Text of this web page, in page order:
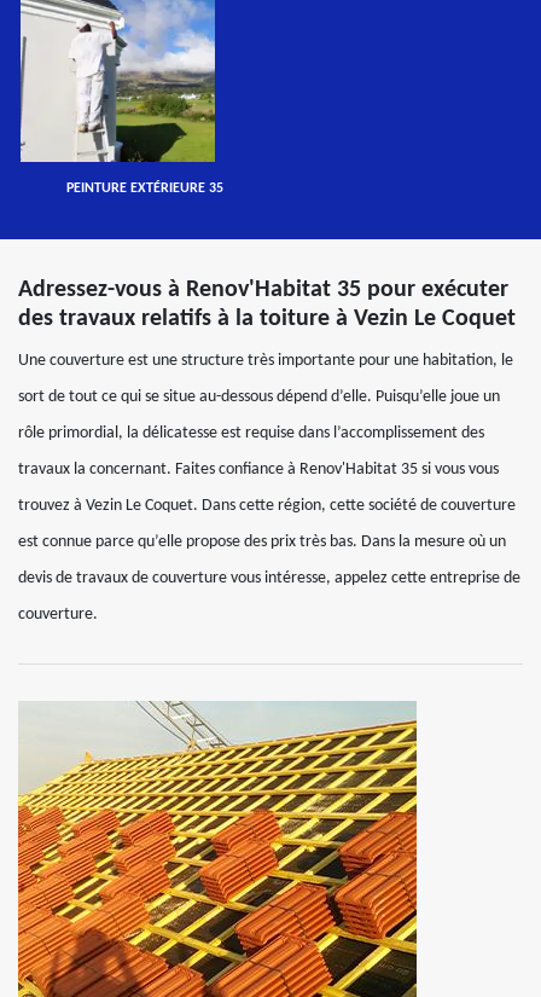
PEINTURE EXTÉRIEURE 35
Adressez-vous à Renov'Habitat 35 pour exécuter
des travaux relatifs à la toiture à Vezin Le Coquet
Une couverture est une structure très importante pour une habitation, le
sort de tout ce qui se situe au-dessous dépend d’elle. Puisqu’elle joue un
rôle primordial, la délicatesse est requise dans l’accomplissement des
travaux la concernant. Faites confiance à Renov'Habitat 35 si vous vous
trouvez à Vezin Le Coquet. Dans cette région, cette société de couverture
est connue parce qu’elle propose des prix très bas. Dans la mesure où un
devis de travaux de couverture vous intéresse, appelez cette entreprise de
couverture.